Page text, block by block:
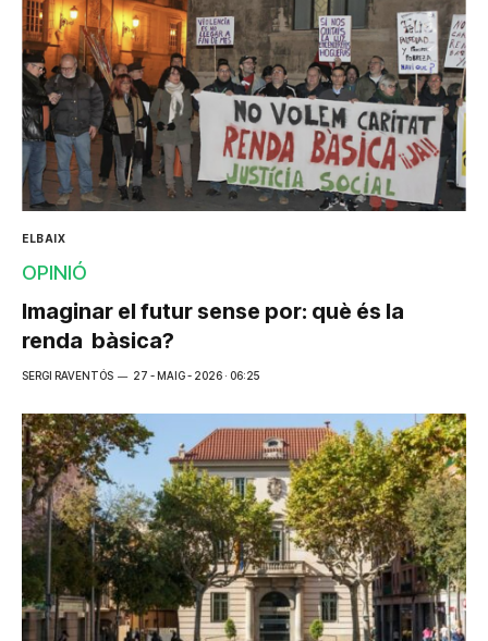
ELBAIX
OPINIÓ
Imaginar el futur sense por: què és la
renda bàsica?
SERGI RAVENTÓS 27 - MAIG - 2026 · 06:25